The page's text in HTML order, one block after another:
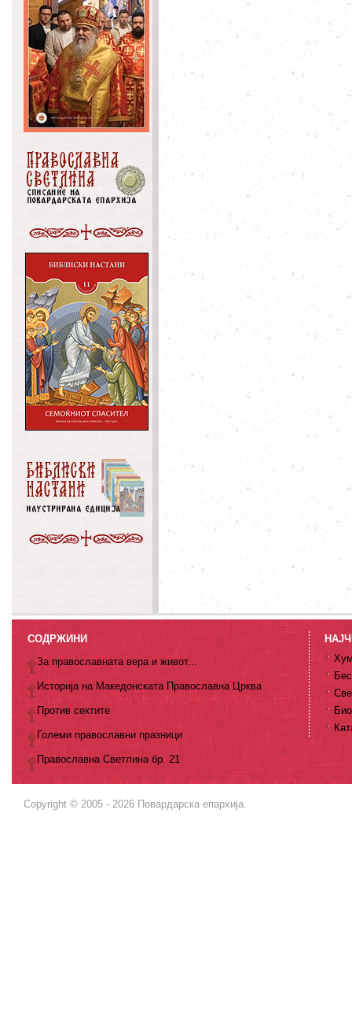
СОДРЖИНИ
За православната вера и живот...
Историја на Македонската Православна Црква
Против сектите
Големи православни празници
Православна Светлина бр. 21
Copyright © 2005 - 2026 Повардарска епархија.